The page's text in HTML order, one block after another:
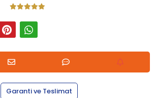
Garanti ve Teslimat